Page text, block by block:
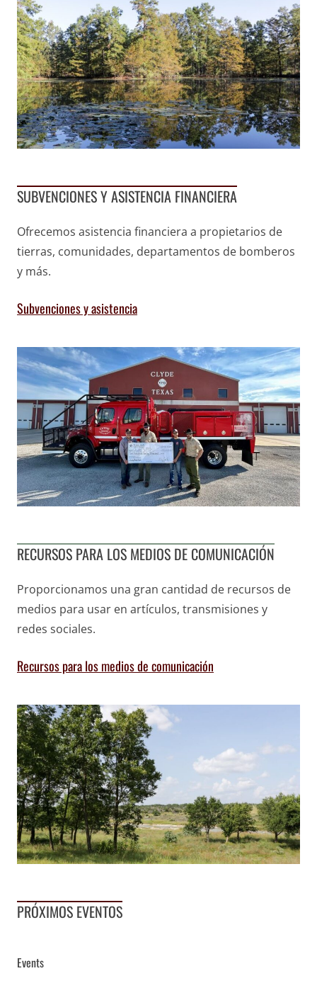
SUBVENCIONES Y ASISTENCIA FINANCIERA
Ofrecemos asistencia financiera a propietarios de
tierras, comunidades, departamentos de bomberos
y más.
Subvenciones y asistencia
RECURSOS PARA LOS MEDIOS DE COMUNICACIÓN
Proporcionamos una gran cantidad de recursos de
medios para usar en artículos, transmisiones y
redes sociales.
Recursos para los medios de comunicación
PRÓXIMOS EVENTOS
Events